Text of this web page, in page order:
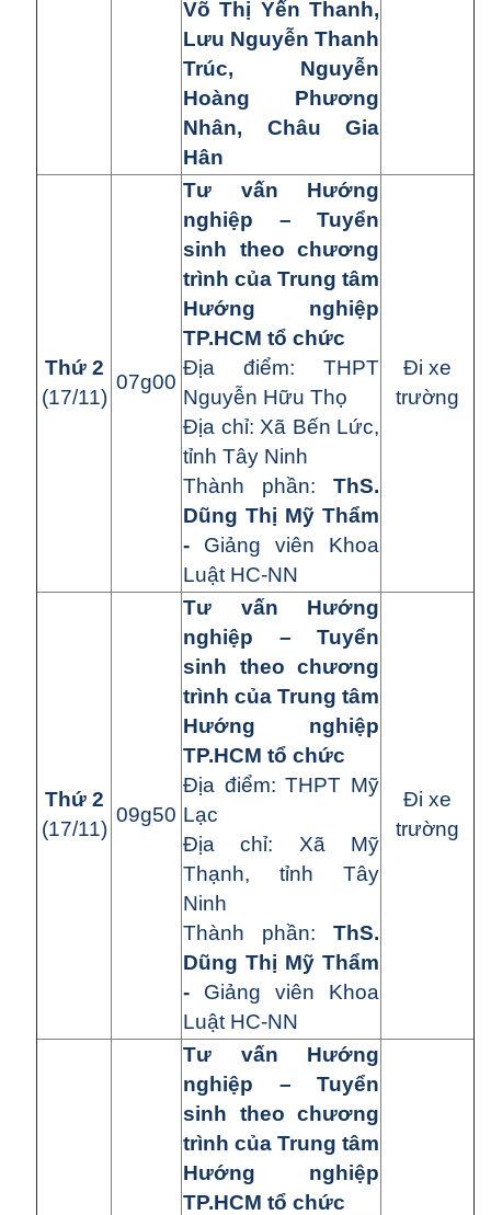
Võ Thị Yến Thanh,
Lưu Nguyễn Thanh
Trúc, Nguyễn
Hoàng Phương
Nhân, Châu Gia
Hân
Thứ2
(17/11)
07g00
Tư vấn Hướng
nghiệp – Tuyển
sinh theo chương
trình của Trung tâm
Hướng nghiệp
TP.HCM tổ chức
Địa điểm: THPT
Nguyễn Hữu Thọ
Địa chỉ: Xã Bến Lức,
tỉnh Tây Ninh
Thành phần: ThS.
Dũng Thị Mỹ Thẩm
- Giảng viên Khoa
Luật HC-NN
Đi xe
trường
Thứ2
(17/11)
09g50
Tư vấn Hướng
nghiệp – Tuyển
sinh theo chương
trình của Trung tâm
Hướng nghiệp
TP.HCM tổ chức
Địa điểm:THPT Mỹ
Lạc
Địa chỉ: Xã Mỹ
Thạnh, tỉnh Tây
Ninh
Thành phần: ThS.
Dũng Thị Mỹ Thẩm
- Giảng viên Khoa
Luật HC-NN
Đi xe
trường
Tư vấn Hướng
nghiệp – Tuyển
sinh theo chương
trình của Trung tâm
Hướng nghiệp
TP.HCM tổ chức